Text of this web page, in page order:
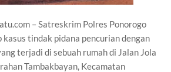
– Satreskrim Polres Ponorogo
kasus tindak pidana pencurian dengan
terjadi di sebuah rumah di Jalan Jola
Tambakbayan, Kecamatan